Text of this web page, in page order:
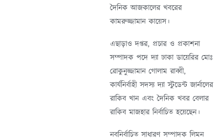
দৈনিক আজকালের খবরের
কামরুজ্জামান কায়েস।
এছাড়াও দপ্তর, প্রচার ও প্রকাশনা
সম্পাদক পদে দ্যা ঢাকা ডায়েরির মোঃ
রোকুনুজ্জামান গোলাম রাব্বী,
কার্যনির্বাহী সদস্য দ্যা স্টুডেন্ট জার্নালের
রাকিব খান এবং দৈনিক খবর বেলার
রাকিব মাজহার নির্বাচিত হয়েছেন।
নবনির্বাচিত সাধারণ সম্পাদক লিমন